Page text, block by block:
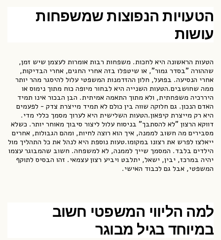
הטעויות הנפוצות שמשפחות
עושות
הטעות הראשונה היא לחכות. משפחות רבות אומרות לעצמן שיש זמן,
שההורה "בסדר גמור", או שיטפלו בזה אחרי החגים, אחרי הבדיקות,
אחרי הנסיעה. בפועל, חלון ההזדמנות המשפטי עלול להיסגר מהר יותר
ממה שחושבים.הטעות השנייה היא לבחור מיופה כוח מתוך נימוס או
היררכיה משפחתית, ולא מתוך התאמה אמיתית. הבן הבכור אינו תמיד
האדם הנכון. גם חלוקה שווה בין כולם לא תמיד מייצרת צדק - לפעמים
היא רק מייצרת קיפאון.הטעות השלישית היא לערוך מסמך כללי מדי.
דווקא הרצון "לא להסתבך" בניסוח עלול ליצור סיבוך מאוחר יותר. כשלא
מסבירים מה חשוב לממנה, איך הוא רוצה לחיות, ומהם הגבולות, אחרים
ייאלצו לפרש את רצונו במקומו.טעות נוספת היא לנהל את כל התהליך מול
הילדים בלבד. המסמך שייך לממנה, לא למשפחה. חשוב שהמבוגר עצמו
יהיה במרכז, יבין, ישאל, יתלבט ויביע רצון עצמאי. זהו הבסיס לתוקף
המשפטי, אבל גם לכבוד האישי.
למה הליווי המשפטי חשוב
במיוחד בגיל מבוגר